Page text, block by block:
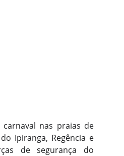
nas praias de
Ipiranga, Regência e
de segurança do